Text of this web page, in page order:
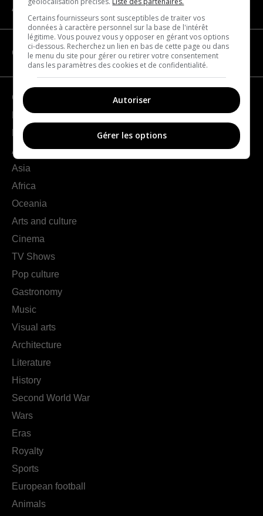
About us
CATEGORIES
Geography
France
Europe
Americas
Asia
Africa
Oceania
Arts and culture
Cinema
TV Shows
Pop culture
Gastronomy
Music
Visual arts
Architecture
Literature
History
Second World War
Wars
Eras
Royalty
Sports
European football
Animals
Certains fournisseurs sont susceptibles de traiter vos
données à caractère personnel sur la base de l'intérêt
légitime. Vous pouvez vous y opposer en gérant vos options
ci-dessous. Recherchez un lien en bas de cette page ou dans
le menu du site pour gérer ou retirer votre consentement
dans les paramètres des cookies et de confidentialité.
Autoriser
Gérer les options